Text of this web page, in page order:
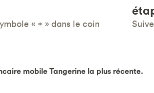
« + » dans le coin
mobile Tangerine la plus récente.